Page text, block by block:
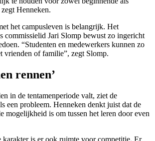
Henneken.
het campusleven is belangrijk. Het
commissielid Jari Slomp bewust zo ingericht
“Studenten en medewerkers kunnen zo
vrienden of familie”, zegt Slomp.
rennen’
in de tentamenperiode valt, ziet de
een probleem. Henneken denkt juist dat de
mogelijkheid is om tussen het leren door even
karakter is er ook ruimte voor competitie. Er